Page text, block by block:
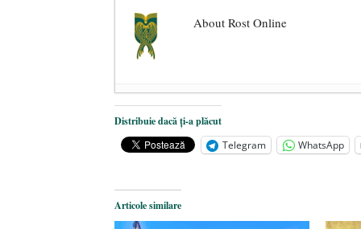
About Rost Online
Dezvăluiri cutremurătoare
Statul care servește Națiunea - 21
Legea Vexler produce efecte.
Distribuie dacă ți-a plăcut
Telegram
WhatsApp
Articole similare